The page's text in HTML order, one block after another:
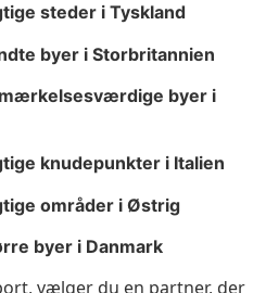
steder i Tyskland
byer i Storbritannien
byer i
knudepunkter i Italien
områder i Østrig
byer i Danmark
vælger du en partner, der